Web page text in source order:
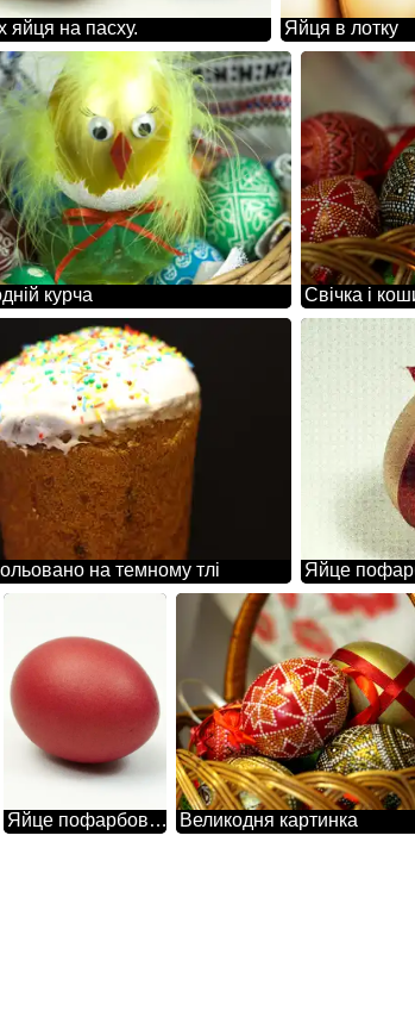
яйця на пасху. Яйця в лотку
курча Свічка і
на темному тлі Яйце
Яйце пофарбоване в червоний колір Великодня картинка